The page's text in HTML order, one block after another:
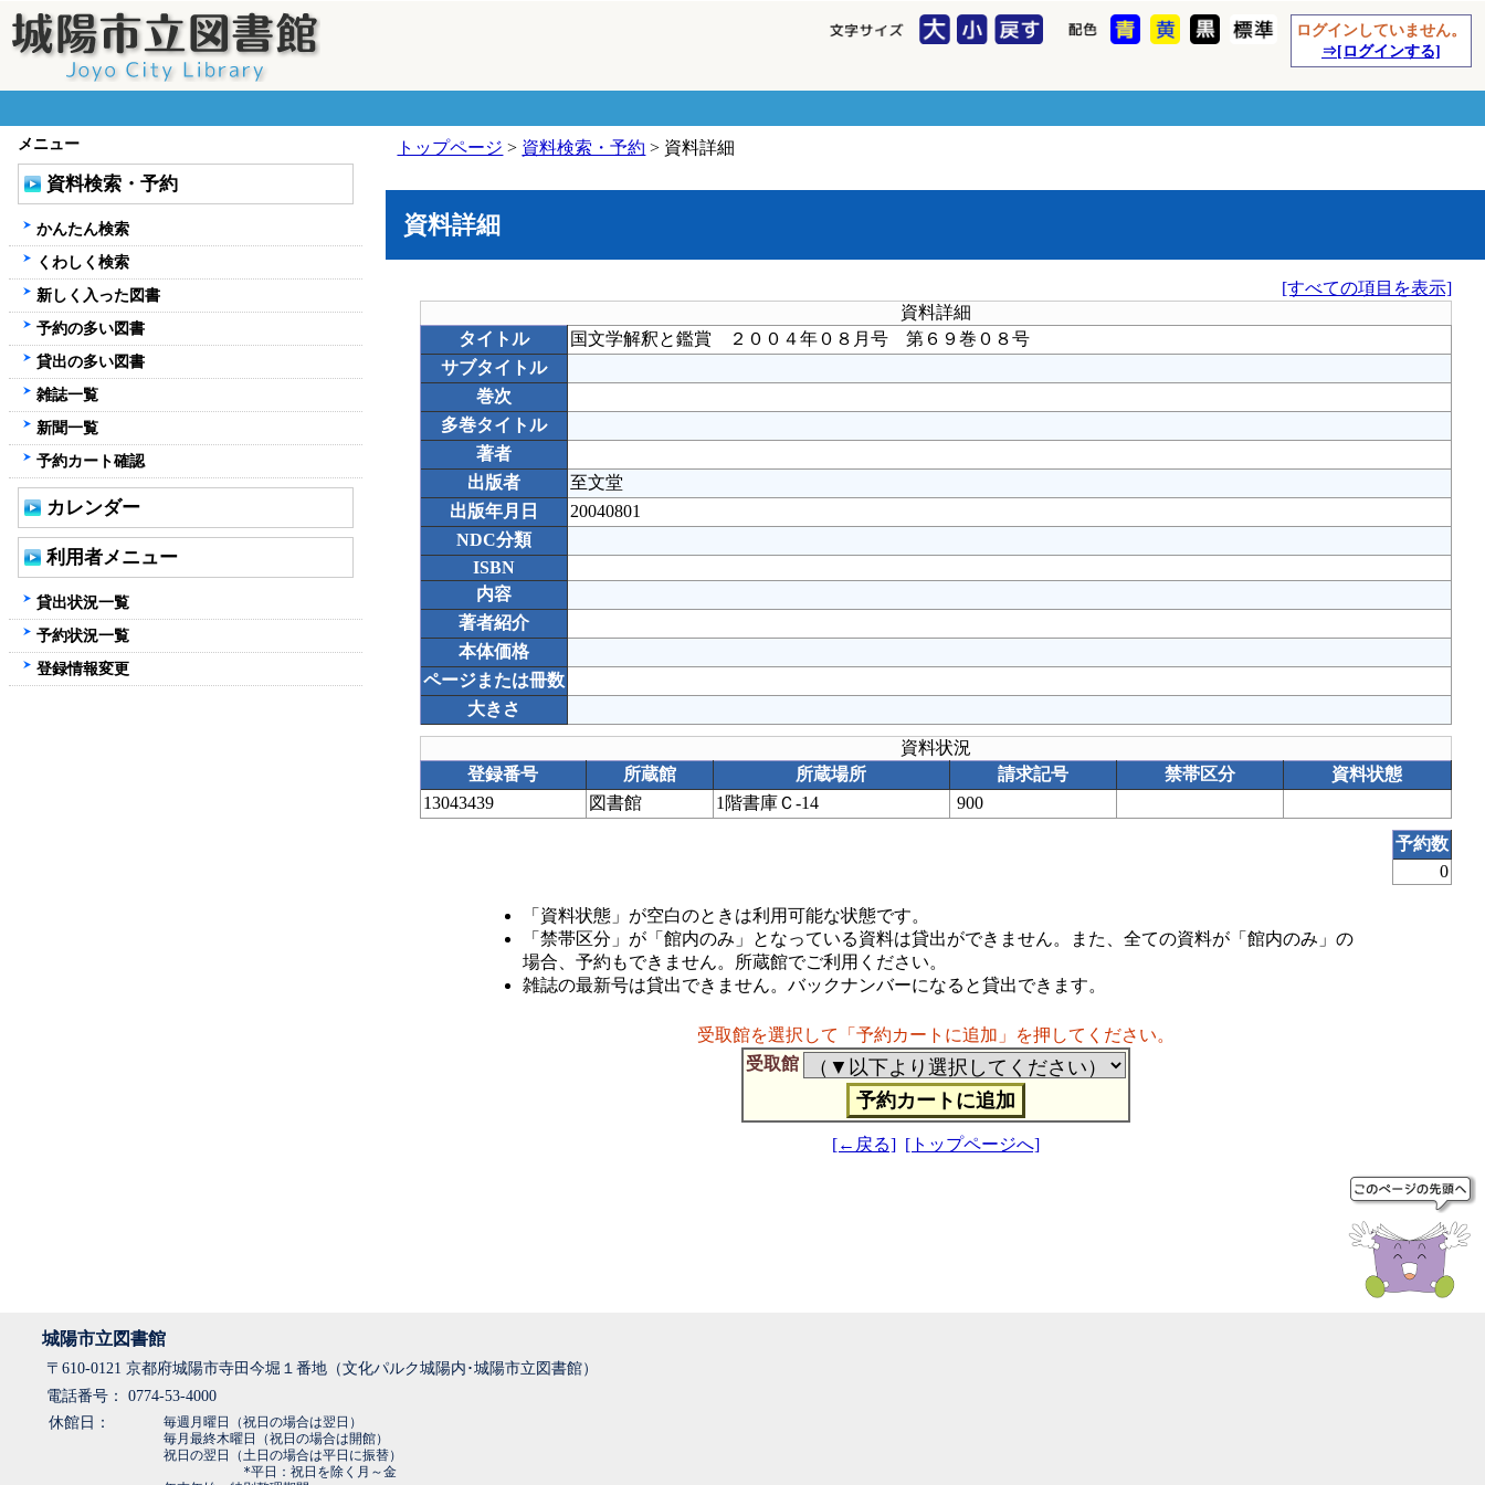
ログインしていません。
⇒[ログインする]
トップページ > 資料検索・予約 > 資料詳細
資料詳細
[すべての項目を表示]
資料詳細
タイトル
国文学解釈と鑑賞 ２００４年０８月号 第６９巻０８号
サブタイトル
巻次
多巻タイトル
著者
出版者
至文堂
出版年月日
20040801
NDC分類
ISBN
内容
著者紹介
本体価格
ページまたは冊数
大きさ
資料状況
登録番号
所蔵館 所蔵場所 請求記号 禁帯区分
資料状態
13043439
図書館 1階書庫Ｃ-14 900
予約数
0
「資料状態」が空白のときは利用可能な状態です。
「禁帯区分」が「館内のみ」となっている資料は貸出ができません。また、全ての資料が「館内のみ」の
場合、予約もできません。所蔵館でご利用ください。
雑誌の最新号は貸出できません。バックナンバーになると貸出できます。
受取館を選択して「予約カートに追加」を押してください。
受取館
[←戻る] [トップページへ]
メニュー
資料検索・予約
かんたん検索
くわしく検索
新しく入った図書
予約の多い図書
貸出の多い図書
雑誌一覧
新聞一覧
予約カート確認
カレンダー
利用者メニュー
貸出状況一覧
予約状況一覧
登録情報変更
城陽市立図書館
〒610-0121 京都府城陽市寺田今堀１番地（文化パルク城陽内･城陽市立図書館）
電話番号： 0774-53-4000
休館日：
毎週月曜日（祝日の場合は翌日）
毎月最終木曜日（祝日の場合は開館）
祝日の翌日（土日の場合は平日に振替）
*平日：祝日を除く月～金